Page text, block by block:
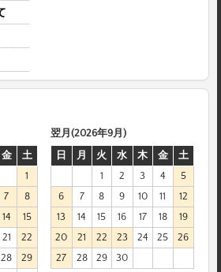
金
土
1
7
8
14
15
21
22
28
29
翌月(2026年9月)
日
月 火 水 木 金
土
1
2 3 4
5
6
7 8 9 10 11
12
13
14 15 16 17 18
19
20
21 22 23 24 25
26
27
28 29 30